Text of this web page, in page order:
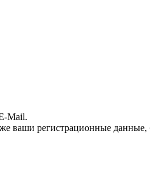
Mail.
ваши регистрационные